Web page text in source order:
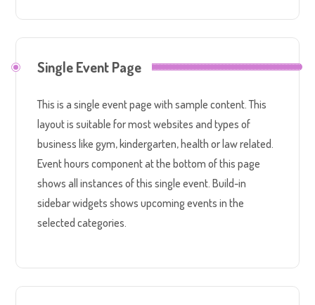
Single Event Page
This is a single event page with sample content. This
layout is suitable for most websites and types of
business like gym, kindergarten, health or law related.
Event hours component at the bottom of this page
shows all instances of this single event. Build-in
sidebar widgets shows upcoming events in the
selected categories.